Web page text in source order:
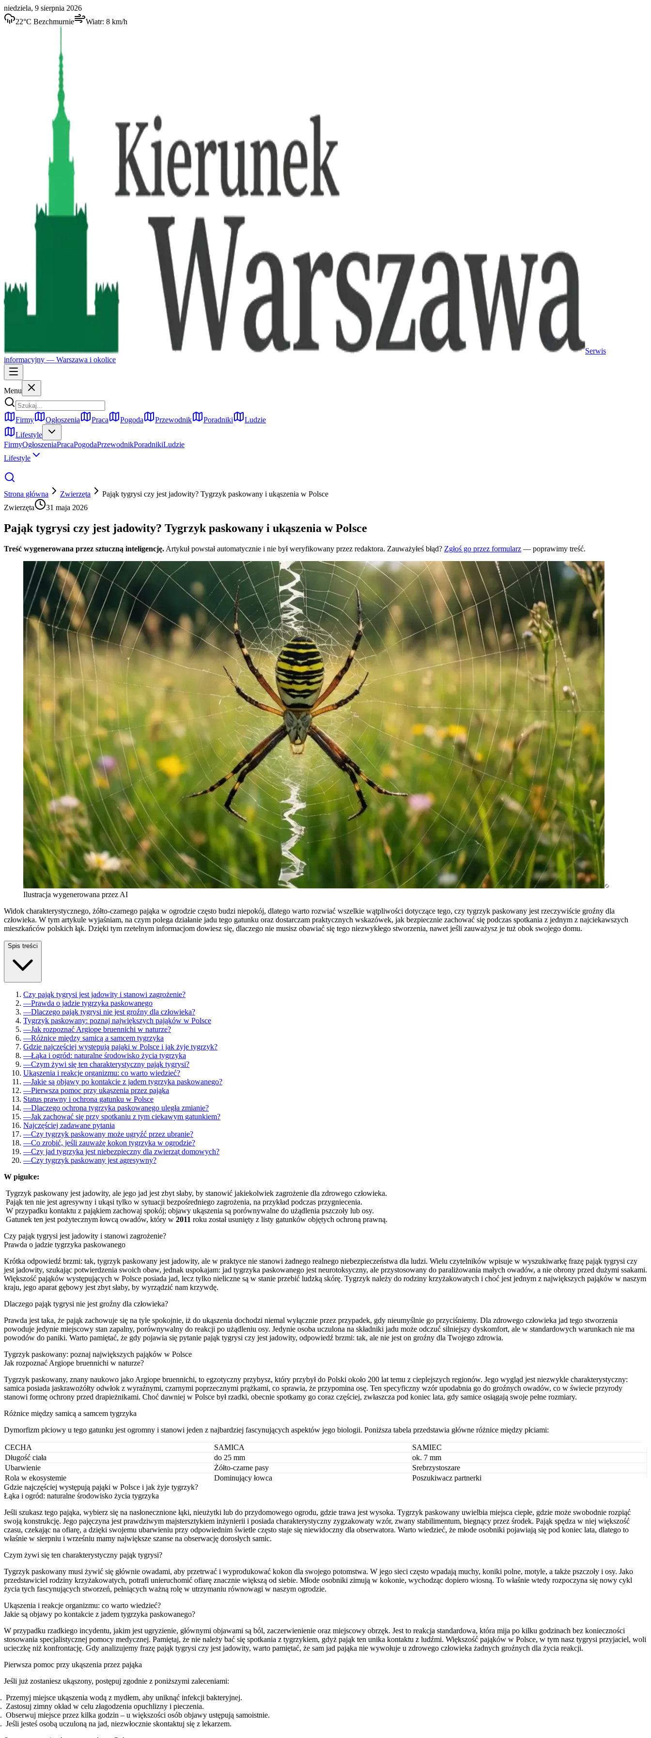
niedziela, 9 sierpnia 2026
22°C Bezchmurnie Wiatr: 8 km/h
Serwis
informacyjny — Warszawa i okolice
Menu
Firmy Ogłoszenia Praca Pogoda Przewodnik Poradniki
Ludzie
Lifestyle
FirmyOgłoszeniaPracaPogodaPrzewodnikPoradnikiLudzie
Lifestyle
Strona główna Zwierzęta
Pająk tygrysi czy jest jadowity? Tygrzyk paskowany i ukąszenia w Polsce
Zwierzęta
31 maja 2026
Pająk tygrysi czy jest jadowity? Tygrzyk paskowany i ukąszenia w Polsce
Treść wygenerowana przez sztuczną inteligencję. Artykuł powstał automatycznie i nie był weryfikowany przez redaktora. Zauważyłeś błąd? Zgłoś go przez formularz — poprawimy treść.
Ilustracja wygenerowana przez AI
Widok charakterystycznego, żółto-czarnego pająka w ogrodzie często budzi niepokój, dlatego warto rozwiać wszelkie wątpliwości dotyczące tego, czy tygrzyk paskowany jest rzeczywiście groźny dla
człowieka. W tym artykule wyjaśniam, na czym polega działanie jadu tego gatunku oraz dostarczam praktycznych wskazówek, jak bezpiecznie zachować się podczas spotkania z jednym z najciekawszych
mieszkańców polskich łąk. Dzięki tym rzetelnym informacjom dowiesz się, dlaczego nie musisz obawiać się tego niezwykłego stworzenia, nawet jeśli zauważysz je tuż obok swojego domu.
Spis treści
Czy pająk tygrysi jest jadowity i stanowi zagrożenie?
—Prawda o jadzie tygrzyka paskowanego
—Dlaczego pająk tygrysi nie jest groźny dla człowieka?
Tygrzyk paskowany: poznaj największych pająków w Polsce
—Jak rozpoznać Argiope bruennichi w naturze?
—Różnice między samicą a samcem tygrzyka
Gdzie najczęściej występują pająki w Polsce i jak żyje tygrzyk?
—Łąka i ogród: naturalne środowisko życia tygrzyka
—Czym żywi się ten charakterystyczny pająk tygrysi?
Ukąszenia i reakcje organizmu: co warto wiedzieć?
—Jakie są objawy po kontakcie z jadem tygrzyka paskowanego?
—Pierwsza pomoc przy ukąszenia przez pająka
Status prawny i ochrona gatunku w Polsce
—Dlaczego ochrona tygrzyka paskowanego uległa zmianie?
—Jak zachować się przy spotkaniu z tym ciekawym gatunkiem?
Najczęściej zadawane pytania
—Czy tygrzyk paskowany może ugryźć przez ubranie?
—Co zrobić, jeśli zauważę kokon tygrzyka w ogrodzie?
—Czy jad tygrzyka jest niebezpieczny dla zwierząt domowych?
—Czy tygrzyk paskowany jest agresywny?
W pigułce:
Tygrzyk paskowany jest jadowity, ale jego jad jest zbyt słaby, by stanowić jakiekolwiek zagrożenie dla zdrowego człowieka.
Pająk ten nie jest agresywny i ukąsi tylko w sytuacji bezpośredniego zagrożenia, na przykład podczas przygniecenia.
W przypadku kontaktu z pająkiem zachowaj spokój; objawy ukąszenia są porównywalne do użądlenia pszczoły lub osy.
Gatunek ten jest pożytecznym łowcą owadów, który w 2011 roku został usunięty z listy gatunków objętych ochroną prawną.
Czy pająk tygrysi jest jadowity i stanowi zagrożenie?
Prawda o jadzie tygrzyka paskowanego
Krótka odpowiedź brzmi: tak, tygrzyk paskowany jest jadowity, ale w praktyce nie stanowi żadnego realnego niebezpieczeństwa dla ludzi. Wielu czytelników wpisuje w wyszukiwarkę frazę pająk tygrysi czy
jest jadowity, szukając potwierdzenia swoich obaw, jednak uspokajam: jad tygrzyka paskowanego jest neurotoksyczny, ale przystosowany do paraliżowania małych owadów, a nie obrony przed dużymi ssakami.
Większość pająków występujących w Polsce posiada jad, lecz tylko nieliczne są w stanie przebić ludzką skórę. Tygrzyk należy do rodziny krzyżakowatych i choć jest jednym z największych pająków w naszym
kraju, jego aparat gębowy jest zbyt słaby, by wyrządzić nam krzywdę.
Dlaczego pająk tygrysi nie jest groźny dla człowieka?
Prawda jest taka, że pająk zachowuje się na tyle spokojnie, iż do ukąszenia dochodzi niemal wyłącznie przez przypadek, gdy nieumyślnie go przyciśniemy. Dla zdrowego człowieka jad tego stworzenia
powoduje jedynie miejscowy stan zapalny, porównywalny do reakcji po użądleniu osy. Jedynie osoba uczulona na składniki jadu może odczuć silniejszy dyskomfort, ale w standardowych warunkach nie ma
powodów do paniki. Warto pamiętać, że gdy pojawia się pytanie pająk tygrysi czy jest jadowity, odpowiedź brzmi: tak, ale nie jest on groźny dla Twojego zdrowia.
Tygrzyk paskowany: poznaj największych pająków w Polsce
Jak rozpoznać Argiope bruennichi w naturze?
Tygrzyk paskowany, znany naukowo jako Argiope bruennichi, to egzotyczny przybysz, który przybył do Polski około 200 lat temu z cieplejszych regionów. Jego wygląd jest niezwykle charakterystyczny:
samica posiada jaskrawożółty odwłok z wyraźnymi, czarnymi poprzecznymi prążkami, co sprawia, że przypomina osę. Ten specyficzny wzór upodabnia go do groźnych owadów, co w świecie przyrody
stanowi formę ochrony przed drapieżnikami. Choć dawniej w Polsce był rzadki, obecnie spotkamy go coraz częściej, zwłaszcza pod koniec lata, gdy samice osiągają swoje pełne rozmiary.
Różnice między samicą a samcem tygrzyka
Dymorfizm płciowy u tego gatunku jest ogromny i stanowi jeden z najbardziej fascynujących aspektów jego biologii. Poniższa tabela przedstawia główne różnice między płciami:
CECHA SAMICA
SAMIEC
Długość ciała
do 25 mm
ok. 7 mm
Ubarwienie
Żółto-czarne pasy
Srebrzystoszare
Rola w ekosystemie
Dominujący łowca
Poszukiwacz partnerki
Gdzie najczęściej występują pająki w Polsce i jak żyje tygrzyk?
Łąka i ogród: naturalne środowisko życia tygrzyka
Jeśli szukasz tego pająka, wybierz się na nasłonecznione łąki, nieużytki lub do przydomowego ogrodu, gdzie trawa jest wysoka. Tygrzyk paskowany uwielbia miejsca ciepłe, gdzie może swobodnie rozpiąć
swoją konstrukcję. Jego pajęczyna jest prawdziwym majstersztykiem inżynierii i posiada charakterystyczny zygzakowaty wzór, zwany stabilimentum, biegnący przez środek. Pająk spędza w niej większość
czasu, czekając na ofiarę, a dzięki swojemu ubarwieniu przy odpowiednim świetle często staje się niewidoczny dla obserwatora. Warto wiedzieć, że młode osobniki pojawiają się pod koniec lata, dlatego to
właśnie w sierpniu i wrześniu mamy największe szanse na obserwację dorosłych samic.
Czym żywi się ten charakterystyczny pająk tygrysi?
Tygrzyk paskowany musi żywić się głównie owadami, aby przetrwać i wyprodukować kokon dla swojego potomstwa. W jego sieci często wpadają muchy, koniki polne, motyle, a także pszczoły i osy. Jako
przedstawiciel rodziny krzyżakowatych, potrafi unieruchomić ofiarę znacznie większą od siebie. Młode osobniki zimują w kokonie, wychodząc dopiero wiosną. To właśnie wtedy rozpoczyna się nowy cykl
życia tych fascynujących stworzeń, pełniących ważną rolę w utrzymaniu równowagi w naszym ogrodzie.
Ukąszenia i reakcje organizmu: co warto wiedzieć?
Jakie są objawy po kontakcie z jadem tygrzyka paskowanego?
W przypadku rzadkiego incydentu, jakim jest ugryzienie, głównymi objawami są ból, zaczerwienienie oraz miejscowy obrzęk. Jest to reakcja standardowa, która mija po kilku godzinach bez konieczności
stosowania specjalistycznej pomocy medycznej. Pamiętaj, że nie należy bać się spotkania z tygrzykiem, gdyż pająk ten unika kontaktu z ludźmi. Większość pająków w Polsce, w tym nasz tygrysi przyjaciel, woli
ucieczkę niż konfrontację. Gdy analizujemy frazę pająk tygrysi czy jest jadowity, warto pamiętać, że sam jad pająka nie wywołuje u zdrowego człowieka żadnych groźnych dla życia reakcji.
Pierwsza pomoc przy ukąszenia przez pająka
Jeśli już zostaniesz ukąszony, postępuj zgodnie z poniższymi zaleceniami:
Przemyj miejsce ukąszenia wodą z mydłem, aby uniknąć infekcji bakteryjnej.
Zastosuj zimny okład w celu złagodzenia opuchlizny i pieczenia.
Obserwuj miejsce przez kilka godzin – u większości osób objawy ustępują samoistnie.
Jeśli jesteś osobą uczuloną na jad, niezwłocznie skontaktuj się z lekarzem.